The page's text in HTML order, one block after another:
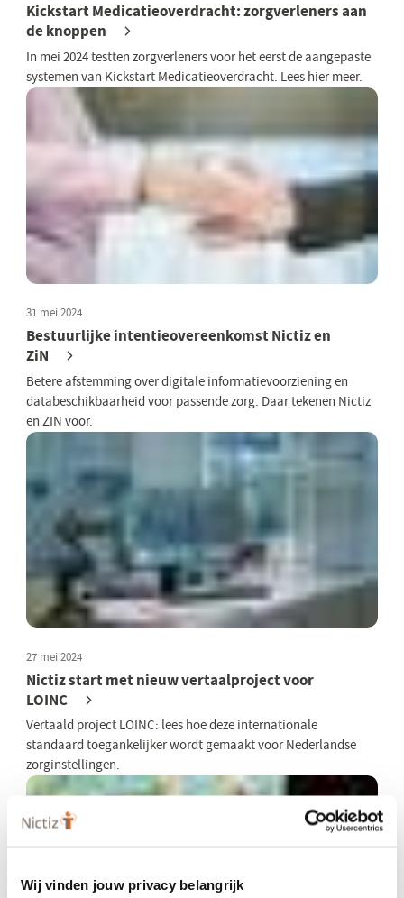
Wij vinden jouw privacy belangrijk
Kickstart Medicatieoverdracht: zorgverleners aan
de knoppen
In mei 2024 testten zorgverleners voor het eerst de aangepaste
systemen van Kickstart Medicatieoverdracht. Lees hier meer.
31 mei 2024
Bestuurlijke intentieovereenkomst Nictiz en
ZiN
Betere afstemming over digitale informatievoorziening en
databeschikbaarheid voor passende zorg. Daar tekenen Nictiz
en ZIN voor.
27 mei 2024
Nictiz start met nieuw vertaalproject voor
LOINC
Vertaald project LOINC: lees hoe deze internationale
standaard toegankelijker wordt gemaakt voor Nederlandse
zorginstellingen.